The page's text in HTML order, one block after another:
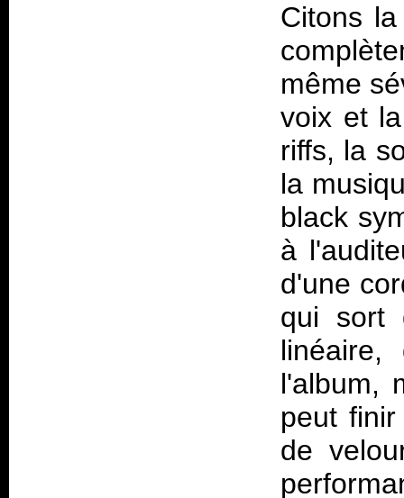
Citons
même
voix et
riffs, la
la
black
à
d'une
qui sort
l'album,
peut
de